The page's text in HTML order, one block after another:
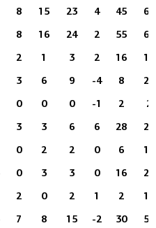
8 15 23 4 45 62
8 16 24 2 55 61
2 1 3 2 16 12
3 6 9 -4 8 22
0 0 0 -1 2 2
3 3 6 6 28 22
0 2 2 0 6 14
0 3 3 0 16 24
2 0 2 1 2 10
7 8 15 -2 30 57